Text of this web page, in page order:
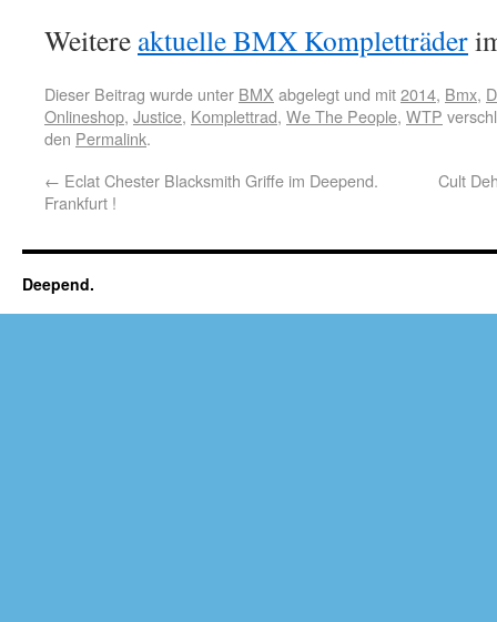
Weitere aktuelle BMX Kompletträder
Dieser Beitrag wurde unter BMX abgelegt und mit2014, Bmx,
Onlineshop, Justice, Komplettrad, We The People, WTP
den Permalink.
← Eclat Chester Blacksmith Griffe im Deepend.
Frankfurt !
Cult
Deepend.